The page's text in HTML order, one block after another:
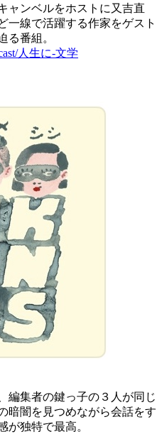
ャンベルをホストに又吉直
一線で活躍する作家をゲスト
る番組。
人生に-文学
編集者の鍵っ子の３人が同じ
暗闇を見つめながら会話をす
が独特で最高。